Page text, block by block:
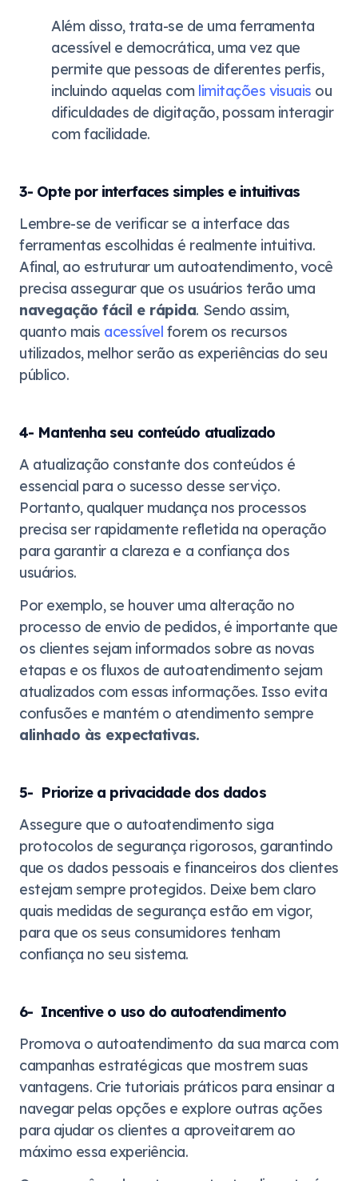
Além disso, trata-se de uma ferramenta
acessível e democrática, uma vez que
permite que pessoas de diferentes perfis,
incluindo aquelas com limitações visuais ou
dificuldades de digitação, possam interagir
com facilidade.
3- Opte por interfaces simples e intuitivas
Lembre-se de verificar se a interface das
ferramentas escolhidas é realmente intuitiva.
Afinal, ao estruturar um autoatendimento, você
precisa assegurar que os usuários terão uma
navegação fácil e rápida. Sendo assim,
quanto mais acessível forem os recursos
utilizados, melhor serão as experiências do seu
público.
4- Mantenha seu conteúdo atualizado
A atualização constante dos conteúdos é
essencial para o sucesso desse serviço.
Portanto, qualquer mudança nos processos
precisa ser rapidamente refletida na operação
para garantir a clareza e a confiança dos
usuários.
Por exemplo, se houver uma alteração no
processo de envio de pedidos, é importante que
os clientes sejam informados sobre as novas
etapas e os fluxos de autoatendimento sejam
atualizados com essas informações. Isso evita
confusões e mantém o atendimento sempre
alinhado às expectativas.
5- Priorize a privacidade dos dados
Assegure que o autoatendimento siga
protocolos de segurança rigorosos, garantindo
que os dados pessoais e financeiros dos clientes
estejam sempre protegidos. Deixe bem claro
quais medidas de segurança estão em vigor,
para que os seus consumidores tenham
confiança no seu sistema.
6- Incentive o uso do autoatendimento
Promova o autoatendimento da sua marca com
campanhas estratégicas que mostrem suas
vantagens. Crie tutoriais práticos para ensinar a
navegar pelas opções e explore outras ações
para ajudar os clientes a aproveitarem ao
máximo essa experiência.